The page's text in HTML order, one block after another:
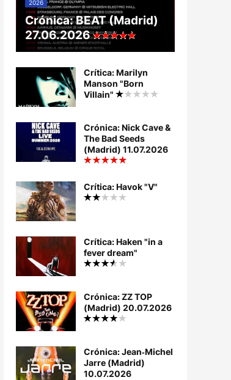
2026
Crónica: BEAT (Madrid)
27.06.2026
Crítica: Marilyn
Manson "Born
Villain"
Crónica: Nick Cave &
The Bad Seeds
(Madrid) 11.07.2026
Crítica: Havok "V"
Crítica: Haken "in a
fever dream"
Crónica: ZZ TOP
(Madrid) 20.07.2026
Crónica: Jean‐Michel
Jarre (Madrid)
10.07.2026